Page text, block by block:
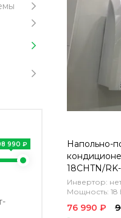
990 ₽
Напольно-
18CHTN/
Инвертор:
Мощность: 18
76 990 ₽